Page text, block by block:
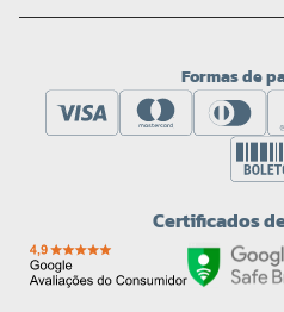
Formas de
Certificados